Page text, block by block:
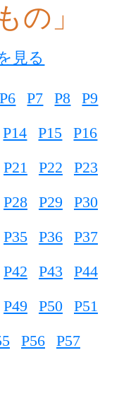
の」
見る
P6 P7 P8
P9
P14 P15
P16
P21 P22
P23
P28 P29
P30
P35 P36
P37
P42 P43
P44
P49 P50
P51
P56 P57